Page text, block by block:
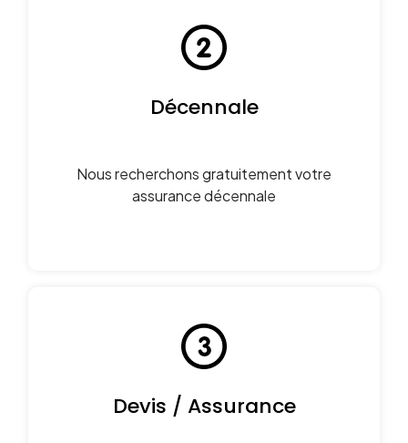
Décennale
Nous recherchons gratuitement votre
assurance décennale
Devis / Assurance